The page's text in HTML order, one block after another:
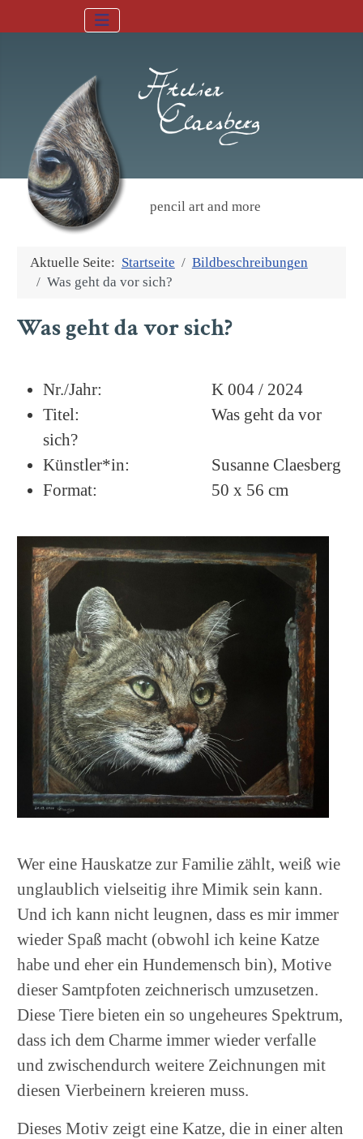
pencil art and more
Aktuelle Seite: Startseite
Bildbeschreibungen
Was geht da vor sich?
Was geht da vor sich?
Nr./Jahr:
K 004 / 2024
Titel:
Was geht da vor
sich?
Künstler*in:
Susanne Claesberg
Format:
50 x 56 cm
Wer eine Hauskatze zur Familie zählt, weiß wie
unglaublich vielseitig ihre Mimik sein kann.
Und ich kann nicht leugnen, dass es mir immer
wieder Spaß macht (obwohl ich keine Katze
habe und eher ein Hundemensch bin), Motive
dieser Samtpfoten zeichnerisch umzusetzen.
Diese Tiere bieten ein so ungeheures Spektrum,
dass ich dem Charme immer wieder verfalle
und zwischendurch weitere Zeichnungen mit
diesen Vierbeinern kreieren muss.
Dieses Motiv zeigt eine Katze, die in einer alten